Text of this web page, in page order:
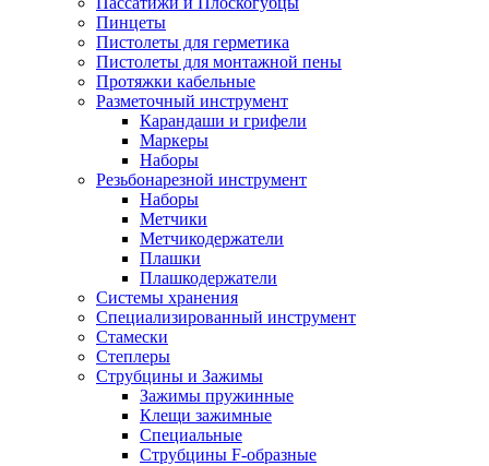
Пинцеты
Пистолеты для герметика
Пистолеты для монтажной пены
Протяжки кабельные
Разметочный инструмент
Карандаши и грифели
Маркеры
Наборы
Резьбонарезной инструмент
Наборы
Метчики
Метчикодержатели
Плашки
Плашкодержатели
Системы хранения
Специализированный инструмент
Стамески
Степлеры
Струбцины и Зажимы
Зажимы пружинные
Клещи зажимные
Специальные
Струбцины F-образные